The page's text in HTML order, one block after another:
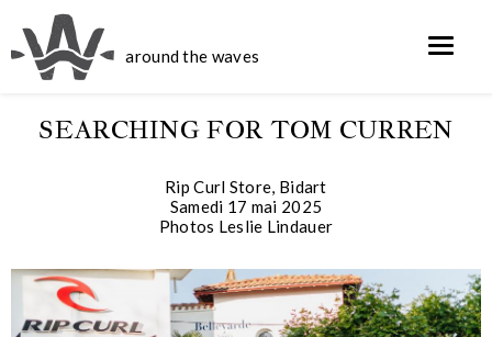
around the waves
SEARCHING FOR TOM CURREN
Rip Curl Store, Bidart
Samedi 17 mai 2025
Photos Leslie Lindauer